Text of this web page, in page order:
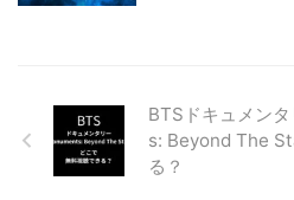
BTSドキュメン
s: Beyond The
る？